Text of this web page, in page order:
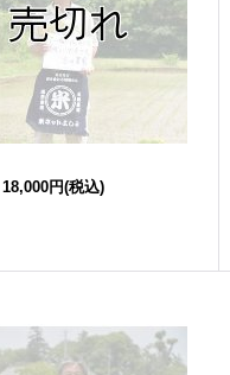
18,000円(税込)